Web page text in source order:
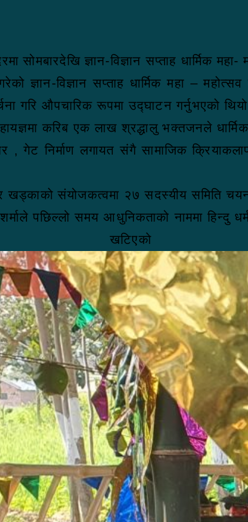
सोमबारदेखि ज्ञान-विज्ञान सप्ताह धार्मिक
ज्ञान-विज्ञान सप्ताह धार्मिक महा –
गरि औपचारिक रूपमा उद्घाटन गर्नुभएको
करिब एक लाख श्रद्धालु भक्तजनले
, गेट निर्माण लगायत संगै सामाजिक
खड्काको संयोजकत्वमा २७ सदस्यीय समिति
पछिल्लो समय आधुनिकताको नाममा हिन्दु
खटिएको